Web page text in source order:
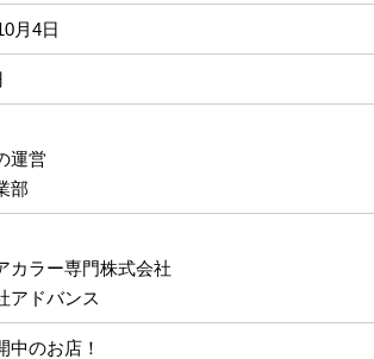
月4日
運営
部
カラー専門株式会社
アドバンス
中のお店！